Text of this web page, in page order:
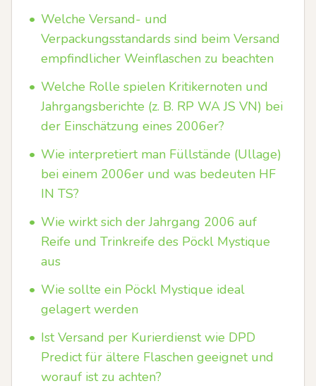
• Welche Versand- und
Verpackungsstandards sind beim Versand
empfindlicher Weinflaschen zu beachten
• Welche Rolle spielen Kritikernoten und
Jahrgangsberichte (z. B. RP WA JS VN) bei
der Einschätzung eines 2006er?
• Wie interpretiert man Füllstände (Ullage)
bei einem 2006er und was bedeuten HF
IN TS?
• Wie wirkt sich der Jahrgang 2006 auf
Reife und Trinkreife des Pöckl Mystique
aus
• Wie sollte ein Pöckl Mystique ideal
gelagert werden
• Ist Versand per Kurierdienst wie DPD
Predict für ältere Flaschen geeignet und
worauf ist zu achten?